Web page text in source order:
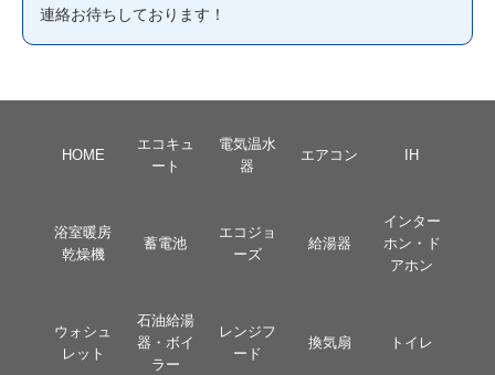
連絡お待ちしております！
HOME
エコキュ
ート
電気温水
器
エアコン IH
浴室暖房
乾燥機
蓄電池
エコジョ
ーズ
給湯器
インター
ホン・ド
アホン
ウォシュ
レット
石油給湯
器・ボイ
ラー
レンジフ
ード
換気扇 トイレ